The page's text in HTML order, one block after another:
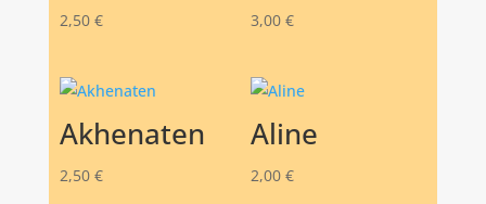
2,50 € 3,00 €
Akhenaten
2,50 €
Aline
2,00 €